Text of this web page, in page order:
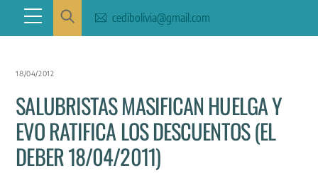
content
Menu cedibolivia@gmail.com
18/04/2012
SALUBRISTAS MASIFICAN HUELGA Y
EVO RATIFICA LOS DESCUENTOS (EL
DEBER 18/04/2011)